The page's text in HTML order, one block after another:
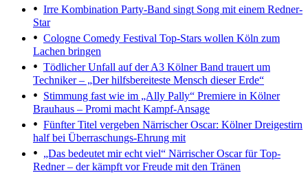
Irre Kombination Party-Band singt Song mit einem Redner-
Star
Cologne Comedy Festival Top-Stars wollen Köln zum
Lachen bringen
Tödlicher Unfall auf der A3 Kölner Band trauert um
Techniker – „Der hilfsbereiteste Mensch dieser Erde“
Stimmung fast wie im „Ally Pally“ Premiere in Kölner
Brauhaus – Promi macht Kampf-Ansage
Fünfter Titel vergeben Närrischer Oscar: Kölner Dreigestirn
half bei Überraschungs-Ehrung mit
„Das bedeutet mir echt viel“ Närrischer Oscar für Top-
Redner – der kämpft vor Freude mit den Tränen